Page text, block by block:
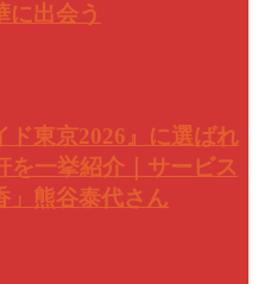
に出会う
ド東京2026』に選ばれ
を一挙紹介｜サービス
」熊谷泰代さん